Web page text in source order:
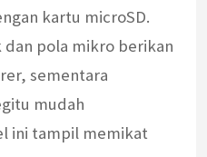
kartu microSD.
pola mikro berikan
sementara
mudah
ini tampil memikat